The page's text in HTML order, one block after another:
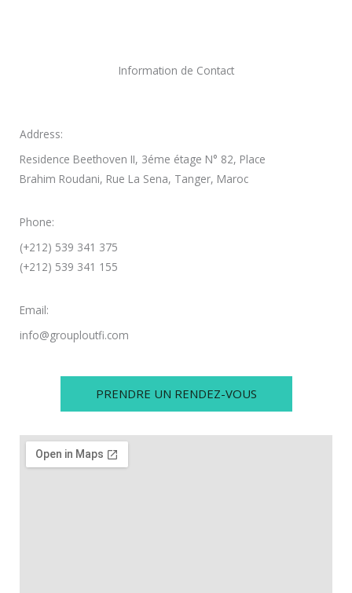
Information de Contact
Address:
Residence Beethoven II, 3éme étage N° 82, Place
Brahim Roudani, Rue La Sena, Tanger, Maroc
Phone:
(+212) 539 341 375
(+212) 539 341 155
Email:
info@grouploutfi.com
PRENDRE UN RENDEZ-VOUS